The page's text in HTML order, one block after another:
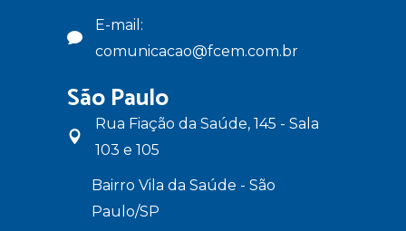
E-mail:
comunicacao@fcem.com.br
São Paulo
Rua Fiação da Saúde, 145 - Sala
103 e 105
Bairro Vila da Saúde - São
Paulo/SP